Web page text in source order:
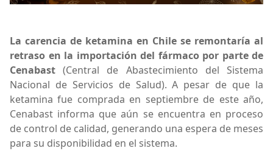
La carencia de ketamina en Chile se remontaría al
retraso en la importación del fármaco por parte de
Cenabast(Central de Abastecimiento del Sistema
Nacional de Servicios de Salud). A pesar de que la
ketamina fue comprada en septiembre de este año,
Cenabast informa que aún se encuentra en proceso
de control de calidad, generando una espera de meses
para su disponibilidad en el sistema.